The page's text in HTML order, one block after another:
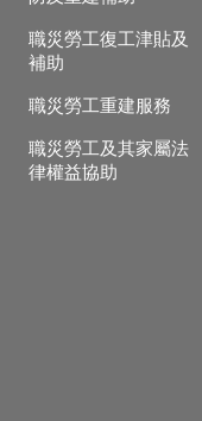
職災勞工復工津貼及
補助
職災勞工重建服務
職災勞工及其家屬法
律權益協助